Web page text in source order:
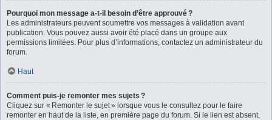
Pourquoi mon message a-t-il besoin d’être approuvé ?
Les administrateurs peuvent soumettre vos messages à validation avant
publication. Vous pouvez aussi avoir été placé dans un groupe aux
permissions limitées. Pour plus d’informations, contactez un administrateur du
forum.
Haut
Comment puis-je remonter mes sujets ?
Cliquez sur « Remonter le sujet » lorsque vous le consultez pour le faire
remonter en haut de la liste, en première page du forum. Si le lien est absent,